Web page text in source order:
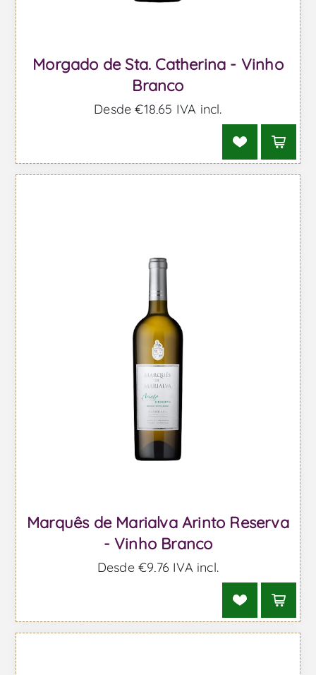
Morgado de Sta. Catherina - Vinho
Branco
Desde €18,65 IVA incl.
Marquês de Marialva Arinto Reserva
- Vinho Branco
Desde €9,76 IVA incl.